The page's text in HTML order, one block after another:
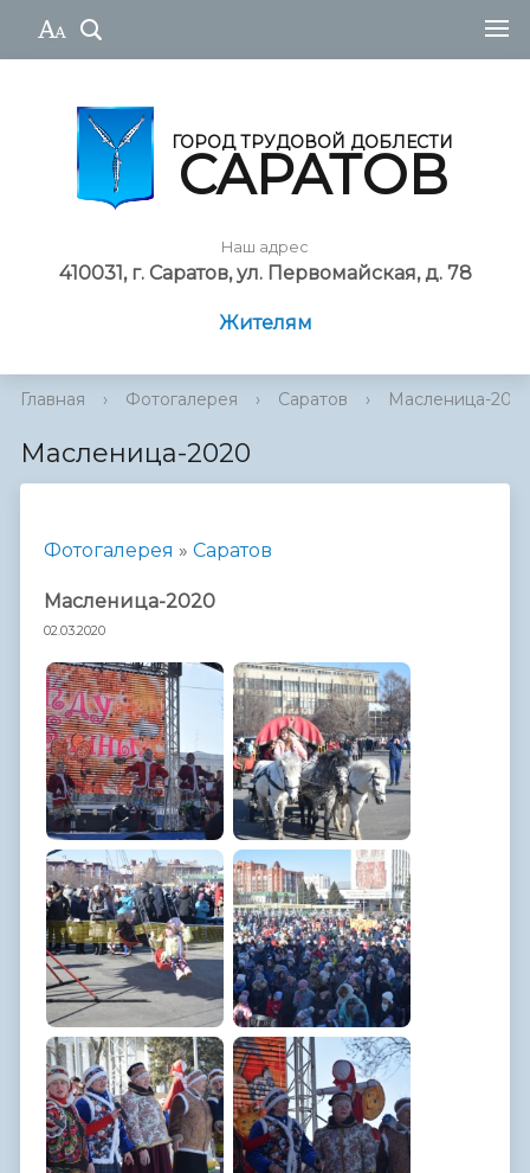
ГОРОД ТРУДОВОЙ ДОБЛЕСТИ
САРАТОВ
Наш адрес
410031, г. Саратов, ул. Первомайская, д. 78
Жителям
Главная › Фотогалерея › Саратов › Масленица-
Масленица-2020
Фотогалерея » Саратов
Масленица-2020
02.03.2020